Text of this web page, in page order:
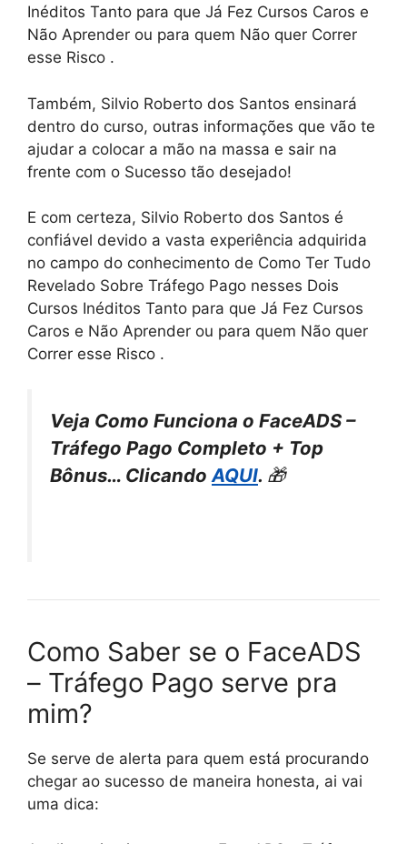
Inéditos Tanto para que Já Fez Cursos Caros e
Não Aprender ou para quem Não quer Correr
esse Risco .
Também, Silvio Roberto dos Santos ensinará
dentro do curso, outras informações que vão te
ajudar a colocar a mão na massa e sair na
frente com o Sucesso tão desejado!
E com certeza, Silvio Roberto dos Santos é
confiável devido a vasta experiência adquirida
no campo do conhecimento de Como Ter Tudo
Revelado Sobre Tráfego Pago nesses Dois
Cursos Inéditos Tanto para que Já Fez Cursos
Caros e Não Aprender ou para quem Não quer
Correr esse Risco .
Veja Como Funciona o FaceADS –
Tráfego Pago Completo + Top
Bônus… Clicando AQUI. 🎁
Como Saber se o FaceADS
– Tráfego Pago serve pra
mim?
Se serve de alerta para quem está procurando
chegar ao sucesso de maneira honesta, ai vai
uma dica: